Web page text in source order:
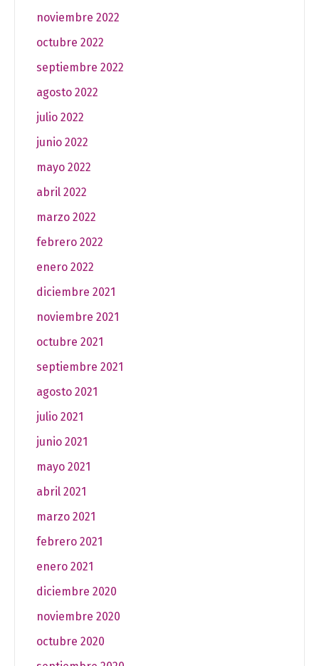
noviembre 2022
octubre 2022
septiembre 2022
agosto 2022
julio 2022
junio 2022
mayo 2022
abril 2022
marzo 2022
febrero 2022
enero 2022
diciembre 2021
noviembre 2021
octubre 2021
septiembre 2021
agosto 2021
julio 2021
junio 2021
mayo 2021
abril 2021
marzo 2021
febrero 2021
enero 2021
diciembre 2020
noviembre 2020
octubre 2020